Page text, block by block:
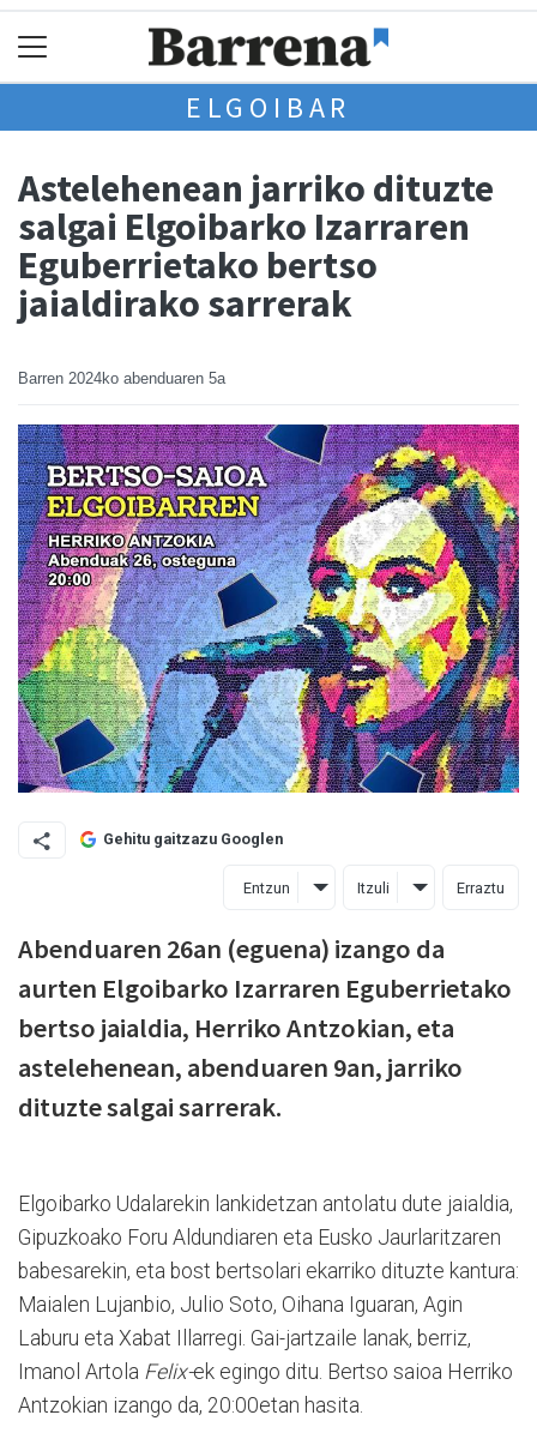
ELGOIBAR
Astelehenean jarriko dituzte
salgai Elgoibarko Izarraren
Eguberrietako bertso
jaialdirako sarrerak
Barren 2024ko abenduaren 5a
Gehitu gaitzazu Googlen
Entzun Itzuli Erraztu
Abenduaren 26an (eguena) izango da
aurten Elgoibarko Izarraren Eguberrietako
bertso jaialdia, Herriko Antzokian, eta
astelehenean, abenduaren 9an, jarriko
dituzte salgai sarrerak.
Elgoibarko Udalarekin lankidetzan antolatu dute jaialdia,
Gipuzkoako Foru Aldundiaren eta Eusko Jaurlaritzaren
babesarekin, eta bost bertsolari ekarriko dituzte kantura:
Maialen Lujanbio, Julio Soto, Oihana Iguaran, Agin
Laburu eta Xabat Illarregi. Gai-jartzaile lanak, berriz,
Imanol Artola Felix-ek egingo ditu. Bertso saioa Herriko
Antzokian izango da, 20:00etan hasita.